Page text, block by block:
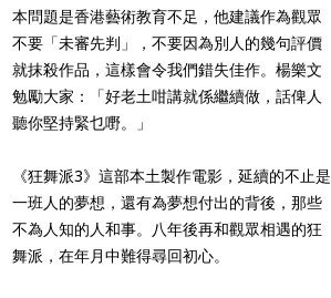
本問題是香港藝術教育不足，他建議作為觀眾
不要「未審先判」，不要因為別人的幾句評價
就抹殺作品，這樣會令我們錯失佳作。楊樂文
勉勵大家：「好老土咁講就係繼續做，話俾人
聽你堅持緊乜嘢。」
《狂舞派3》這部本土製作電影，延續的不止是
一班人的夢想，還有為夢想付出的背後，那些
不為人知的人和事。八年後再和觀眾相遇的狂
舞派，在年月中難得尋回初心。